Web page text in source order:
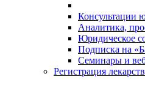
Консультации
Аналитика,
Юридическое
Подписка на
Семинары и
Регистрация